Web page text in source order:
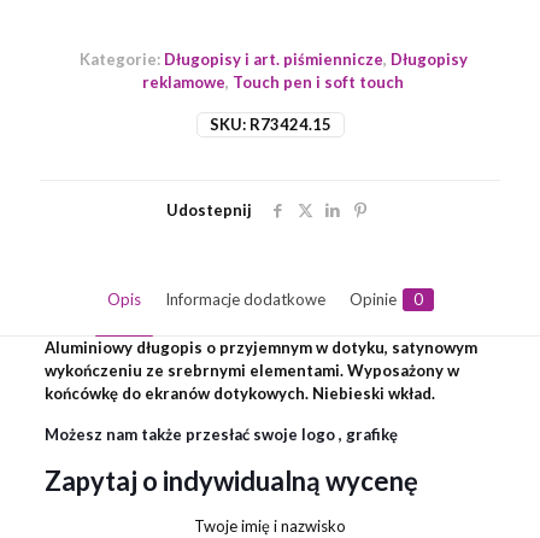
SKU: R73424.15
Kategorie: Długopisy i art. piśmiennicze, Długopisy
reklamowe, Touch pen i soft touch
Udostepnij
Opis Informacje dodatkowe Opinie 0
Aluminiowy długopis o przyjemnym w dotyku, satynowym
wykończeniu ze srebrnymi elementami. Wyposażony w
końcówkę do ekranów dotykowych. Niebieski wkład.
Możesz nam także przesłać swoje logo , grafikę
Zapytaj o indywidualną wycenę
Twoje imię i nazwisko